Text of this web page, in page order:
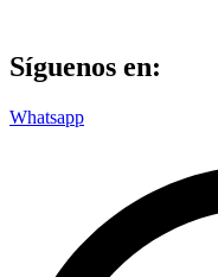
Síguenos en:
Whatsapp